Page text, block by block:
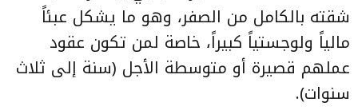
شقته بالكامل من الصفر، وهو ما يشكل عبئاً
مالياً ولوجستياً كبيراً، خاصة لمن تكون عقود
عملهم قصيرة أو متوسطة الأجل (سنة إلى ثلاث
سنوات).